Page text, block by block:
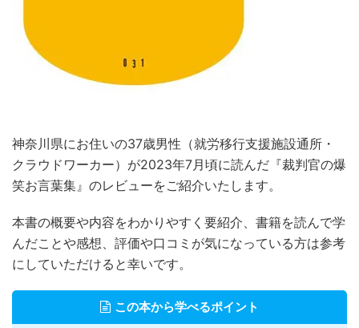
神奈川県にお住いの37歳男性（就労移行支援施設通所・
クラウドワーカー）が2023年7月頃に読んだ『裁判官の爆
笑お言葉集』のレビューをご紹介いたします。
本書の概要や内容をわかりやすく要紹介、書籍を読んで学
んだことや感想、評価や口コミが気になっている方は参考
にしていただけると幸いです。
この本から学べるポイント